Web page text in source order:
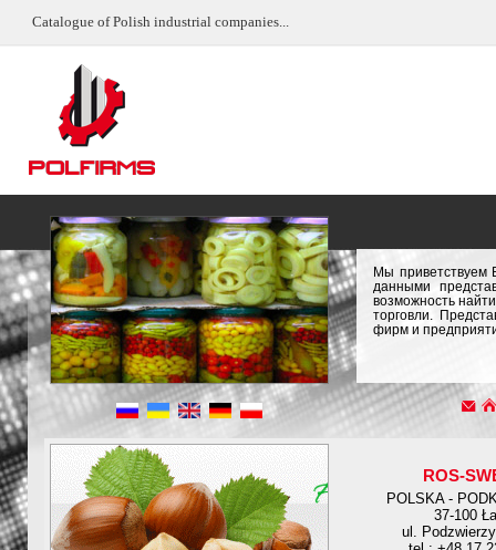
Catalogue of Polish industrial companies...
Мы приветствуем
данными
возможность
торговли.
фирм и
ROS-
POLSKA -
37-100
ul.